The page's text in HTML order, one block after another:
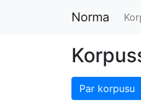
Norma
Par korpusu